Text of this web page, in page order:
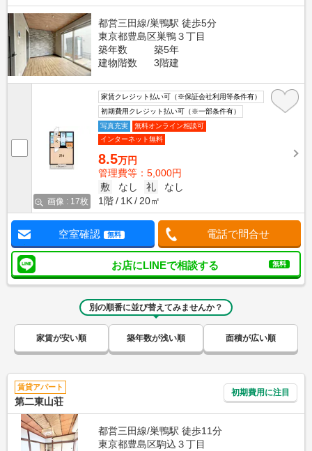
都営三田線/巣鴨駅 徒歩5分
東京都豊島区巣鴨３丁目
築年数
築5年
建物階数
3階建
画像 : 17枚
家賃クレジット払い可（※保証会社利用等条件有）
初期費用クレジット払い可（※一部条件有）
写真充実
無料オンライン相談可
インターネット無料
8.5万円
管理費等：5,000円
敷
なし 礼
なし
1階
1K 20㎡
空室確認 無料 電話で問合せ
お店にLINEで相談する 無料
別の順番に並び替えてみませんか？
家賃が安い順 築年数が浅い順 面積が広い順
賃貸アパート
第二東山荘
初期費用に注目
都営三田線/巣鴨駅 徒歩11分
東京都豊島区駒込３丁目